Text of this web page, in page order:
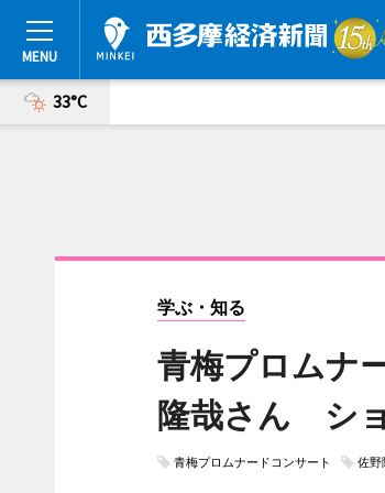
33°C
学ぶ・知る
青梅プロムナ
隆哉さん シ
青梅プロムナードコンサート 佐野